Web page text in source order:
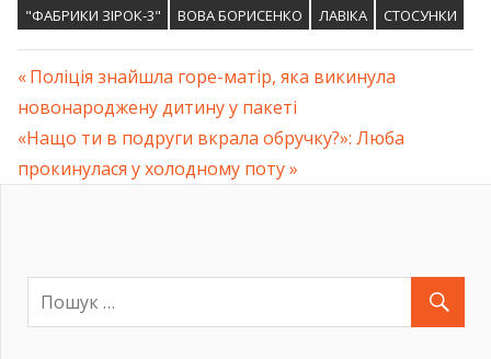
"ФАБРИКИ ЗІРОК-3" ВОВА БОРИСЕНКО ЛАВІКА СТОСУНКИ
Навігація
записів
Previous
Post:
Поліція знайшла горе-матір, яка викинула
новонароджену дитину у пакеті
Next
Post:
«Нащо ти в подруги вкрала обручку?»: Люба
прокинулася у холодному поту